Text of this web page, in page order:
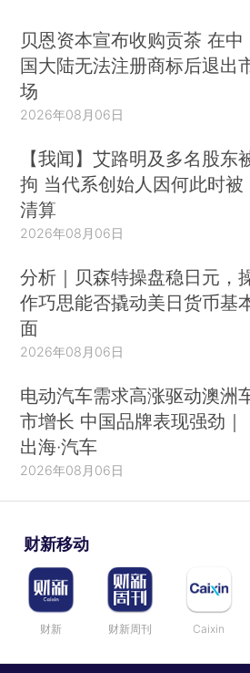
贝恩资本宣布收购贡茶 在中
国大陆无法注册商标后退出
场
2026年08月06日
【我闻】艾路明及多名股东
拘 当代系创始人因何此时被
清算
2026年08月06日
分析｜贝森特操盘稳日元，
作巧思能否撬动美日货币基
面
2026年08月06日
电动汽车需求高涨驱动澳洲
市增长 中国品牌表现强劲｜
出海·汽车
2026年08月06日
财新移动
财新 财新周刊 Caixin